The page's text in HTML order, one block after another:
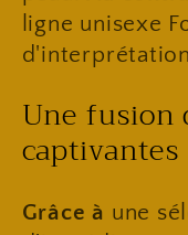
ligne unisexe
​Une fusion
captivantes
Grâce à une